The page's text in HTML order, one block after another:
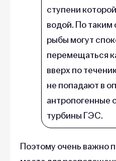
ступени
водой. По
рыбы могут
перемещаться
вверх по
не попадают в
антропогенные
турбины ГЭС.
Поэтому очень важно